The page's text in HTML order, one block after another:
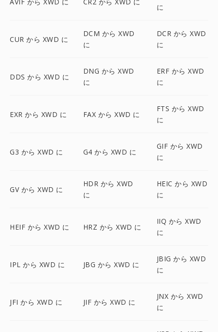
に
CUR から XWD に
DCM から XWD
に
DCR から XWD
に
DDS から XWD に
DNG から XWD
に
ERF から XWD
に
EXR から XWD に FAX から XWD に
FTS から XWD
に
G3 から XWD に G4 から XWD に
GIF から XWD
に
GV から XWD に
HDR から XWD
に
HEIC から XWD
に
HEIF から XWD に HRZ から XWD に
IIQ から XWD
に
IPL から XWD に JBG から XWD に
JBIG から XWD
に
JFI から XWD に JIF から XWD に
JNX から XWD
に